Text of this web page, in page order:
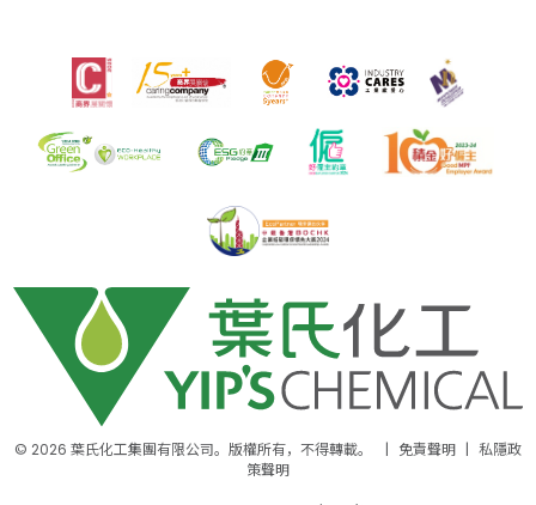
© 2026 葉氏化工集團有限公司。版權所有，不得轉載。 免責聲明
私隱政
策聲明